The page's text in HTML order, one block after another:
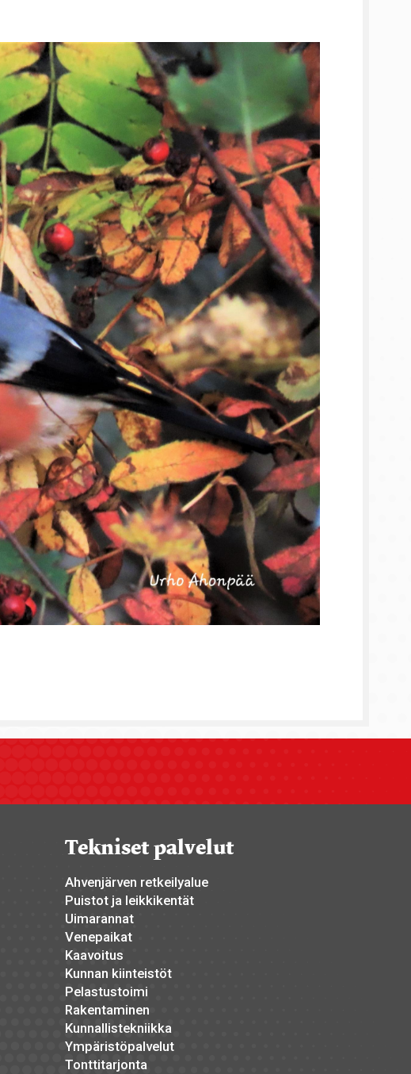
Tekniset palvelut
Ahvenjärven retkeilyalue
Puistot ja leikkikentät
Uimarannat
Venepaikat
Kaavoitus
Kunnan kiinteistöt
Pelastustoimi
Rakentaminen
Kunnallistekniikka
Ympäristöpalvelut
Tonttitarjonta